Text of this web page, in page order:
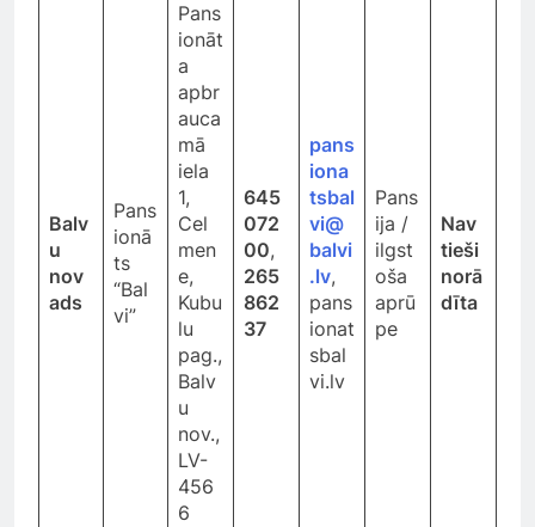
Balv
u
nov
ads
Pans
ionā
ts
“Bal
vi”
Pans
ionāt
a
apbr
auca
mā
iela
1,
Cel
men
e,
Kubu
lu
pag.,
Balv
u
nov.,
LV-
456
6
645
072
00,
265
862
37
pans
iona
tsbal
vi@
balvi
.lv,
pans
ionat
sbal
vi.lv
Pans
ija /
ilgst
oša
aprū
pe
Nav
tieši
norā
dīta